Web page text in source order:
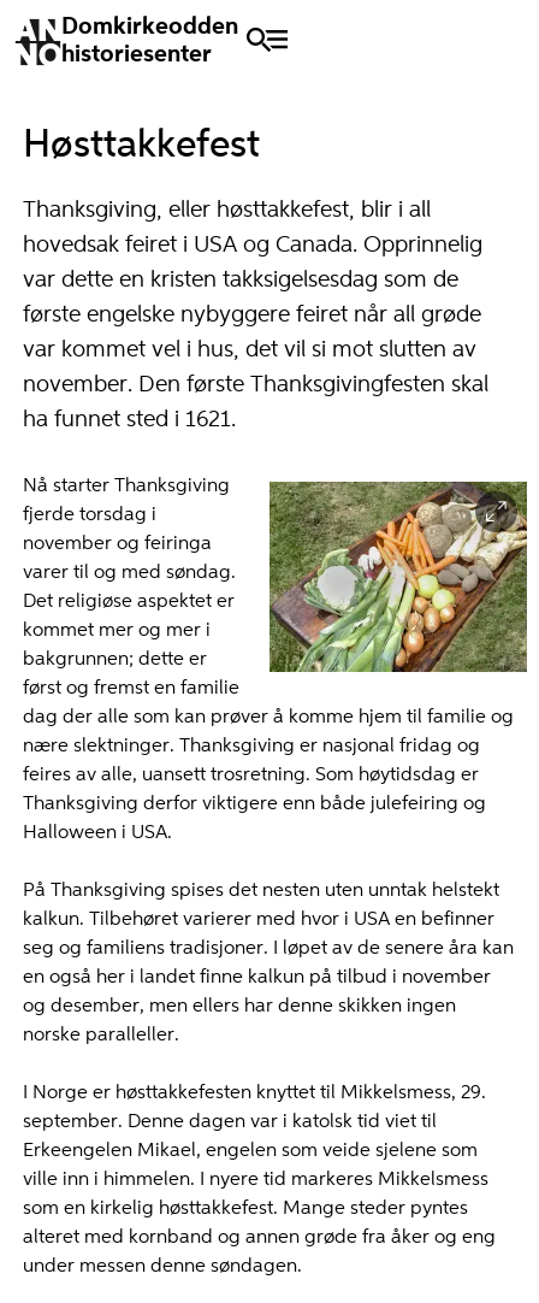
Domkirkeodden
historiesenter
Høsttakkefest
Thanksgiving, eller høsttakkefest, blir i all
hovedsak feiret i USA og Canada. Opprinnelig
var dette en kristen takksigelsesdag som de
første engelske nybyggere feiret når all grøde
var kommet vel i hus, det vil si mot slutten av
november. Den første Thanksgivingfesten skal
ha funnet sted i 1621.
Nå starter Thanksgiving
fjerde torsdag i
november og feiringa
varer til og med søndag.
Det religiøse aspektet er
kommet mer og mer i
bakgrunnen; dette er
først og fremst en familie
dag der alle som kan prøver å komme hjem til familie og
nære slektninger. Thanksgiving er nasjonal fridag og
feires av alle, uansett trosretning. Som høytidsdag er
Thanksgiving derfor viktigere enn både julefeiring og
Halloween i USA.
På Thanksgiving spises det nesten uten unntak helstekt
kalkun. Tilbehøret varierer med hvor i USA en befinner
seg og familiens tradisjoner. I løpet av de senere åra kan
en også her i landet finne kalkun på tilbud i november
og desember, men ellers har denne skikken ingen
norske paralleller.
I Norge er høsttakkefesten knyttet til Mikkelsmess, 29.
september. Denne dagen var i katolsk tid viet til
Erkeengelen Mikael, engelen som veide sjelene som
ville inn i himmelen. I nyere tid markeres Mikkelsmess
som en kirkelig høsttakkefest. Mange steder pyntes
alteret med kornband og annen grøde fra åker og eng
under messen denne søndagen.